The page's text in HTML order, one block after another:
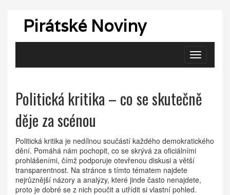
Pirátské Noviny
Zobrazit
navigaci
Politická kritika – co se skutečně
děje za scénou
Politická kritika je nedílnou součástí každého demokratického
dění. Pomáhá nám pochopit, co se skrývá za oficiálními
prohlášeními, čímž podporuje otevřenou diskusi a větší
transparentnost. Na stránce s tímto tématem najdete
nejrůznější názory a analýzy, které jinde často nenajdete,
proto je dobré se z nich poučit a utřídit si vlastní pohled.